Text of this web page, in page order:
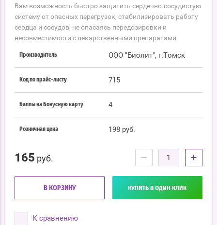
Вам возможность быстро защитить сердечно-сосудистую
систему от опасных перегрузок, стабилизировать работу
сердца и сосудов, не опасаясь передозировки и
несовместимости с лекарственными препаратами.
Производитель ООО "Биолит", г.Томск
Код по прайс-листу 715
Баллы на Бонусную карту 4
Розничная цена 198 руб.
165 руб. − +
В КОРЗИНУ КУПИТЬ В ОДИН КЛИК
К сравнению